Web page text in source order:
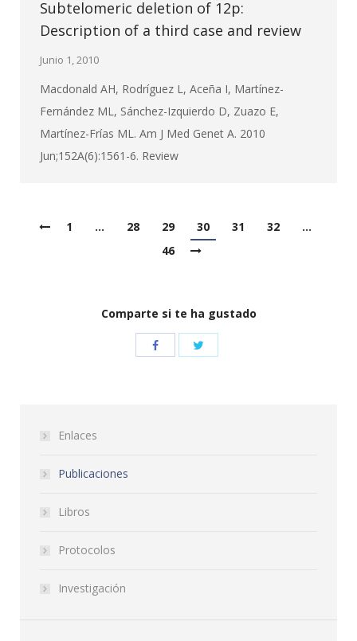
Subtelomeric deletion of 12p:
Description of a third case and review
Junio 1, 2010
Macdonald AH, Rodríguez L, Aceña I, Martínez-
Fernández ML, Sánchez-Izquierdo D, Zuazo E,
Martínez-Frías ML. Am J Med Genet A. 2010
Jun;152A(6):1561-6. Review
1 … 28 29 30 31 32
…
46
Comparte si te ha gustado
Enlaces
Publicaciones
Libros
Protocolos
Investigación